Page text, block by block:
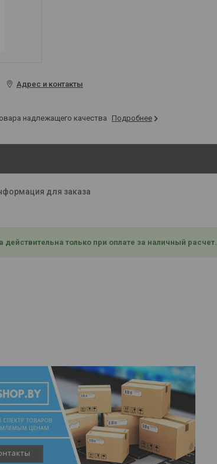
Адрес и контакты
надлежащего качества Подробнее
для заказа
только при оплате за наличный расчет.